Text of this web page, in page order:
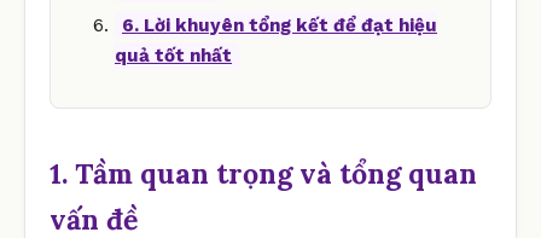
6. Lời khuyên tổng kết để đạt hiệu
quả tốt nhất
1. Tầm quan trọng và tổng quan
vấn đề